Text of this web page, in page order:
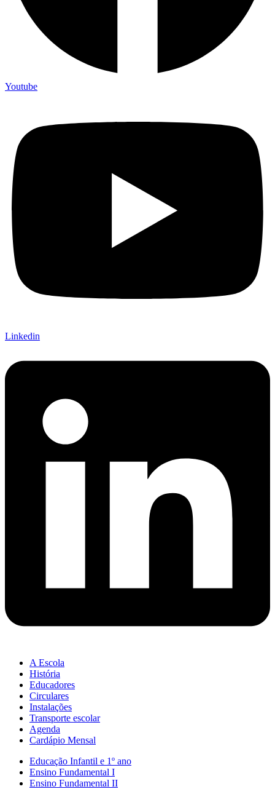
Youtube
Linkedin
A Escola
História
Educadores
Circulares
Instalações
Transporte escolar
Agenda
Cardápio Mensal
Educação Infantil e 1º ano
Ensino Fundamental I
Ensino Fundamental II